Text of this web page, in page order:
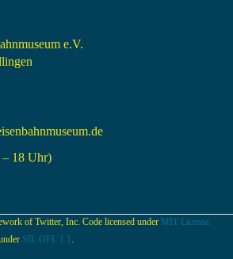
e.V.
18 Uhr)
of Twitter, Inc. Code licensed under MIT License.
SIL OFL 1.1 .